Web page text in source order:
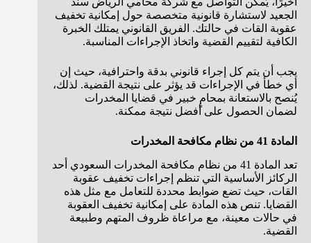
الجعيد لاستشارة قانونية متخصصة حول إمكانية تخفيف
عقوبة القات في حالتك. الفريق القانوني يمتلك الخبرة
الكافية لتقييم القضية واتخاذ الإجراءات المناسبة.
يجب أن يتم كل إجراء قانوني بدقة واحترافية، حيث إن
أي خطأ في الإجراءات قد يؤثر على نتيجة القضية. لذلك،
يُنصح بالاستعانة بمحامٍ خبير في قضايا المخدرات
لضمان الحصول على أفضل نتيجة ممكنة.
المادة 41 من نظام مكافحة المخدرات
تعد المادة 41 من نظام مكافحة المخدرات السعودي أحد
الركائز الأساسية التي تنظم إجراءات تخفيف عقوبة
القات، حيث تضع ضوابط محددة للتعامل مع مثل هذه
القضايا. تنص هذه المادة على إمكانية تخفيف العقوبة
في حالات معينة، مع مراعاة ظروف المتهم وطبيعة
القضية.